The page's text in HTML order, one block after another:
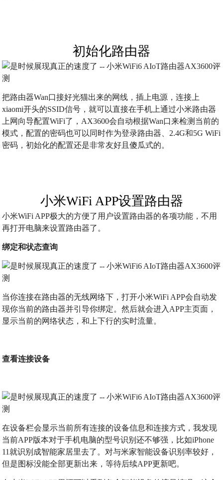
初始化路由器
把路由器Wan口接好光猫出来的网线，插上电源，连接上
xiaomi开头的SSID信号，就可以直接在手机上通过小米路由器
上网向导配置WiFi了，AX3600会自动根据Wan口来检测当前的
模式，配置的密码也可以同时作为登录路由器、2.4G和5G WiFi
密码，初始化的配置还是非常友好且傻瓜式的。
小米WiFi APP设置路由器
小米WiFi APP极大的方便了用户设置路由器的各项功能，不用
再打开电脑来设置路由器了。
绑定和状态查询
当你连接在路由器的无线网络下，打开小米WiFi APP会自动发
现你当前的路由器并引导你绑定。然后就会进入APP主页面，
显示当前的网络状态，和上下行的实时流量。
查看连接设备
在设备栏会显示当前所有连接的设备信息和连接方式，我发现
当前APP版本对于手机电脑的型号识别还不够强，比如iPhone
11就识别成智能家居里去了。对与米家智能设备识别率较好，
但是图标没能全部更新出来，等待后续APP更新吧。